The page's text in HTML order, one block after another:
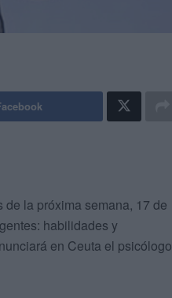
la próxima semana, 17 de
habilidades y
en Ceuta el psicólogo